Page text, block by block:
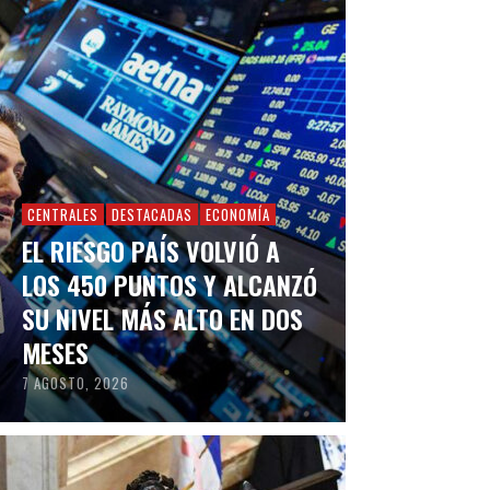
CENTRALES DESTACADAS ECONOMÍA
EL RIESGO PAÍS VOLVIÓ A
LOS 450 PUNTOS Y ALCANZÓ
SU NIVEL MÁS ALTO EN DOS
MESES
7 AGOSTO, 2026